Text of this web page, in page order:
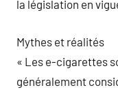
la législation en
Mythes et réalités
« Les e-cigarettes
généralement